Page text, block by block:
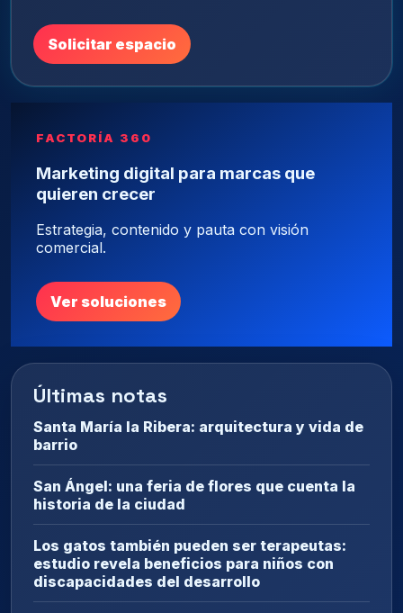
Solicitar espacio
FACTORÍA 360
Marketing digital para marcas que
quieren crecer
Estrategia, contenido y pauta con visión
comercial.
Ver soluciones
Últimas notas
Santa María la Ribera: arquitectura y vida de
barrio
San Ángel: una feria de flores que cuenta la
historia de la ciudad
Los gatos también pueden ser terapeutas:
estudio revela beneficios para niños con
discapacidades del desarrollo